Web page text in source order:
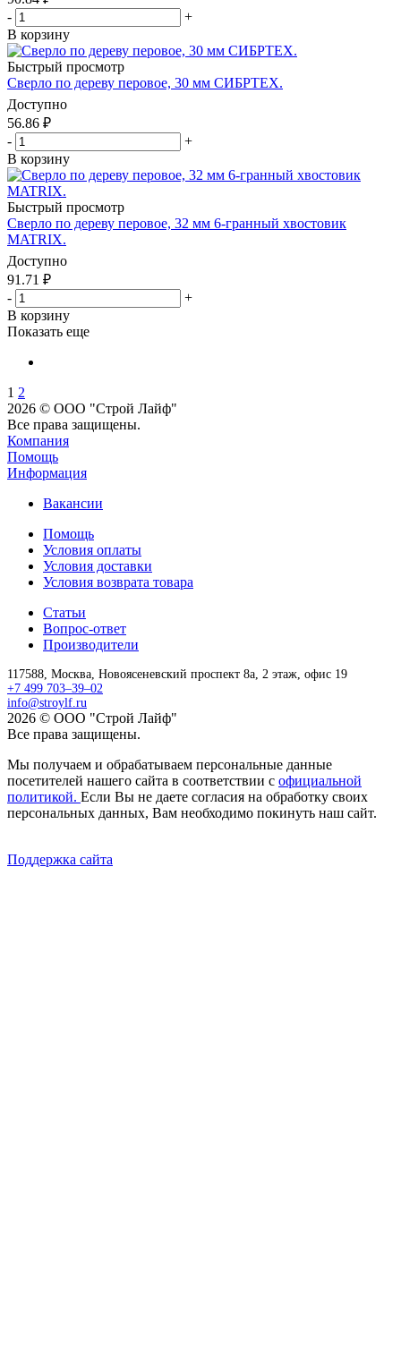
-
+
В корзину
Быстрый просмотр
Сверло по дереву перовое, 30 мм СИБРТЕХ.
Доступно
56.86 ₽
-
+
В корзину
Быстрый просмотр
Сверло по дереву перовое, 32 мм 6-гранный хвостовик
MATRIX.
Доступно
91.71 ₽
-
+
В корзину
Показать еще
1 2
2026 © ООО "Строй Лайф"
Все права защищены.
Компания
Помощь
Информация
Вакансии
Помощь
Условия оплаты
Условия доставки
Условия возврата товара
Статьи
Вопрос-ответ
Производители
117588, Москва, Новоясеневский проспект 8а, 2 этаж, офис 19
+7 499 703–39–02
info@stroylf.ru
2026 © ООО "Строй Лайф"
Все права защищены.
Мы получаем и обрабатываем персональные данные
посетителей нашего сайта в соответствии с официальной
политикой. Если Вы не даете согласия на обработку своих
персональных данных, Вам необходимо покинуть наш сайт.
Поддержка сайта